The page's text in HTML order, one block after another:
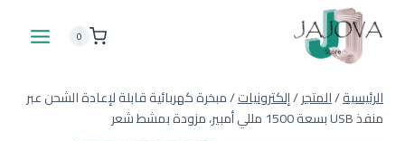
المحتوى
0
الرئيسية/المتجر/إلكترونيات/مبخرة كهربائية قابلة لإعادة الشحن عبر
منفذ USB بسعة 1500 مللي أمبير، مزودة بمشط شعر